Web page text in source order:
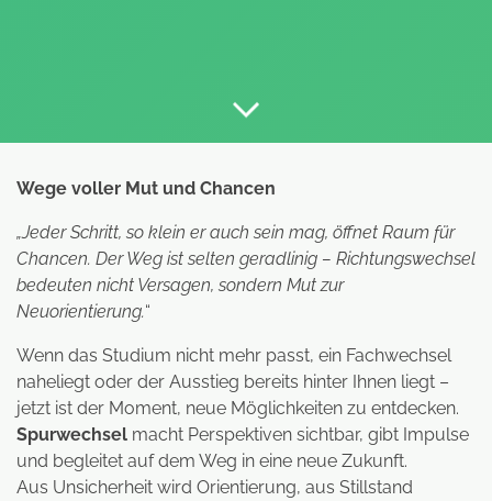
Wege voller Mut und Chancen
„Jeder Schritt, so klein er auch sein mag, öffnet Raum für
Chancen. Der Weg ist selten geradlinig – Richtungswechsel
bedeuten nicht Versagen, sondern Mut zur
Neuorientierung.“
Wenn das Studium nicht mehr passt, ein Fachwechsel
naheliegt oder der Ausstieg bereits hinter Ihnen liegt –
jetzt ist der Moment, neue Möglichkeiten zu entdecken.
Spurwechsel macht Perspektiven sichtbar, gibt Impulse
und begleitet auf dem Weg in eine neue Zukunft.
Aus Unsicherheit wird Orientierung, aus Stillstand